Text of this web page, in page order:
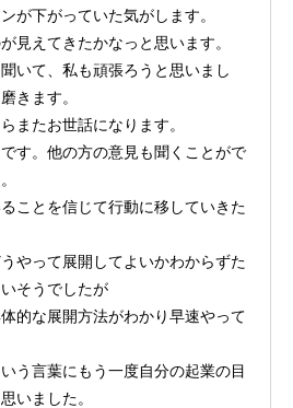
が下がっていた気がします。
見えてきたかなっと思います。
いて、私も頑張ろうと思いまし
きます。
またお世話になります。
す。他の方の意見も聞くことがで
ことを信じて行動に移していきた
やって展開してよいかわからずた
そうでしたが
的な展開方法がわかり早速やって
う言葉にもう一度自分の起業の目
いました。